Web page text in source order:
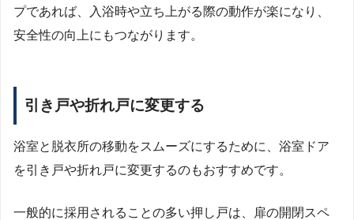
プであれば、入浴時や立ち上がる際の動作が楽になり、
安全性の向上にもつながります。
引き戸や折れ戸に変更する
浴室と脱衣所の移動をスムーズにするために、浴室ドア
を引き戸や折れ戸に変更するのもおすすめです。
一般的に採用されることの多い押し戸は、扉の開閉スペ